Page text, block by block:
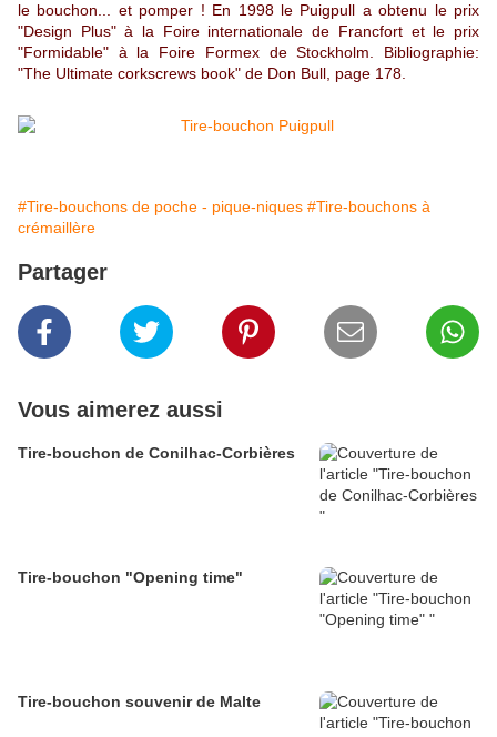
le bouchon... et pomper ! En 1998 le Puigpull a obtenu le prix
"Design Plus" à la Foire internationale de Francfort et le prix
"Formidable" à la Foire Formex de Stockholm. Bibliographie:
"The Ultimate corkscrews book" de Don Bull, page 178.
#Tire-bouchons de poche - pique-niques #Tire-bouchons à
crémaillère
Partager
Vous aimerez aussi
Tire-bouchon de Conilhac-Corbières
Tire-bouchon "Opening time"
Tire-bouchon souvenir de Malte